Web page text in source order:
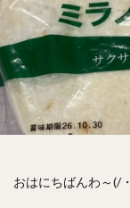
おはにちばんわ～(/